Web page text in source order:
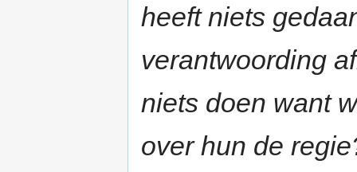
heeft niets
verantwoording
niets doen want
over hun de